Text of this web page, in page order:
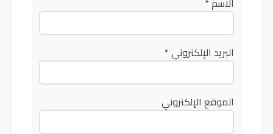
البريد الإلكتروني*
الموقع الإلكتروني